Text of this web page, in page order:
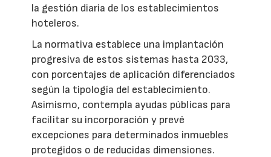
la gestión diaria de los establecimientos
hoteleros.
La normativa establece una implantación
progresiva de estos sistemas hasta 2033,
con porcentajes de aplicación diferenciados
según la tipología del establecimiento.
Asimismo, contempla ayudas públicas para
facilitar su incorporación y prevé
excepciones para determinados inmuebles
protegidos o de reducidas dimensiones.